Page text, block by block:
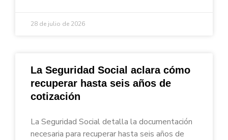
28 de julio de 2026
La Seguridad Social aclara cómo
recuperar hasta seis años de
cotización
La Seguridad Social detalla la documentación
necesaria para recuperar hasta seis años de